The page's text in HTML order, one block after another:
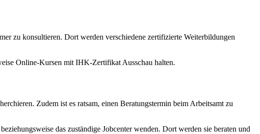
zu konsultieren. Dort werden verschiedene zertifizierte Weiterbildungen
Online-Kursen mit IHK-Zertifikat Ausschau halten.
Zudem ist es ratsam, einen Beratungstermin beim Arbeitsamt zu
das zuständige Jobcenter wenden. Dort werden sie beraten und